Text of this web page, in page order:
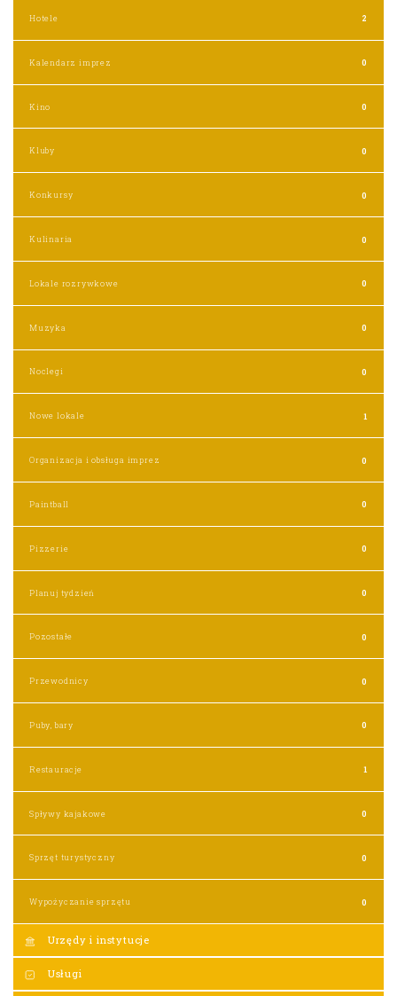
Hotele 2
Kalendarz imprez 0
Kino 0
Kluby 0
Konkursy 0
Kulinaria 0
Lokale rozrywkowe 0
Muzyka 0
Noclegi 0
Nowe lokale 1
Organizacja i obsługa imprez 0
Paintball 0
Pizzerie 0
Planuj tydzień 0
Pozostałe 0
Przewodnicy 0
Puby, bary 0
Restauracje 1
Spływy kajakowe 0
Sprzęt turystyczny 0
Wypożyczanie sprzętu 0
Urzędy i instytucje
Usługi